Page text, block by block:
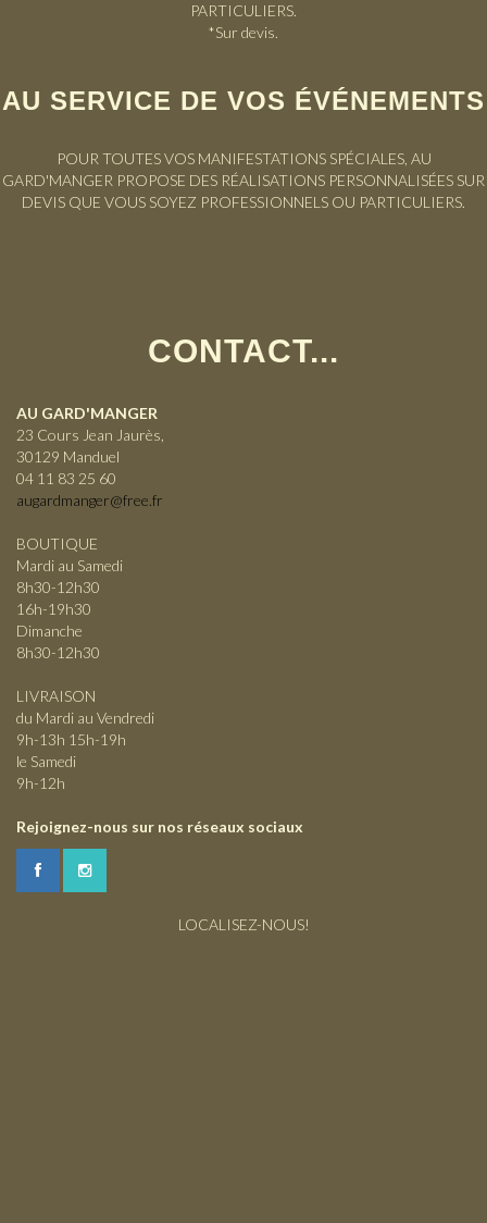
PARTICULIERS.
*Sur devis.
AU SERVICE DE VOS ÉVÉNEMENTS
POUR TOUTES VOS MANIFESTATIONS SPÉCIALES, AU
GARD'MANGER PROPOSE DES RÉALISATIONS PERSONNALISÉES SUR
DEVIS QUE VOUS SOYEZ PROFESSIONNELS OU PARTICULIERS.
CONTACT...
AU GARD'MANGER
23 Cours Jean Jaurès,
30129 Manduel
04 11 83 25 60
augardmanger@free.fr
BOUTIQUE
Mardi au Samedi
8h30-12h30
16h-19h30
Dimanche
8h30-12h30
LIVRAISON
du Mardi au Vendredi
9h-13h 15h-19h
le Samedi
9h-12h
Rejoignez-nous sur nos réseaux sociaux
LOCALISEZ-NOUS!